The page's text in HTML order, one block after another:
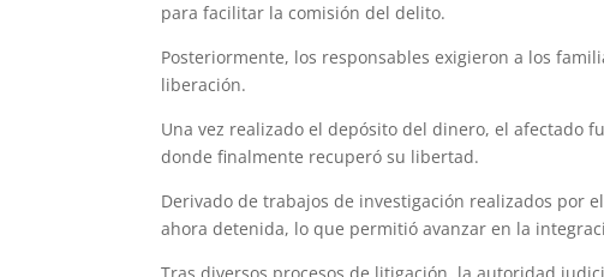
para facilitar la comisión del delito.
Posteriormente, los responsables exigieron a los
liberación.
Una vez realizado el depósito del dinero, el afectado
donde finalmente recuperó su libertad.
Derivado de trabajos de investigación realizados por
ahora detenida, lo que permitió avanzar en la